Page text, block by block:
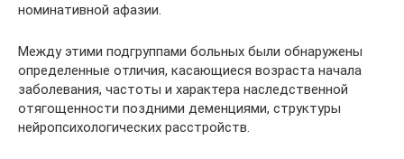
номинативной афазии.
Между этими подгруппами больных были обнаружены
определенные отличия, касающиеся возраста начала
заболевания, частоты и характера наследственной
отягощенности поздними деменциями, структуры
нейропсихологических расстройств.